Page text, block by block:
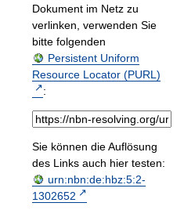
Dokument im Netz zu
verlinken, verwenden Sie
bitte folgenden
Persistent Uniform
Resource Locator (PURL)
:
Sie können die Auflösung
des Links auch hier testen:
urn:nbn:de:hbz:5:2-
1302652